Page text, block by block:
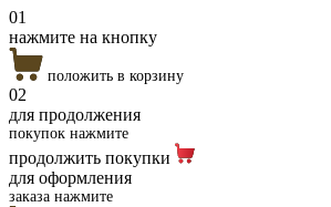
01
нажмите на кнопку
положить в корзину
02
для продолжения
покупок нажмите
продолжить покупки
для оформления
заказа нажмите